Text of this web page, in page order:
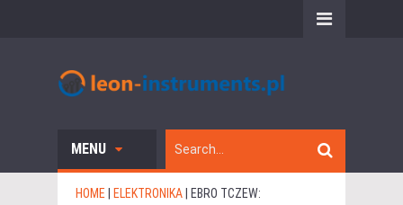
MENU
HOME ELEKTRONIKA
EBRO TCZEW: